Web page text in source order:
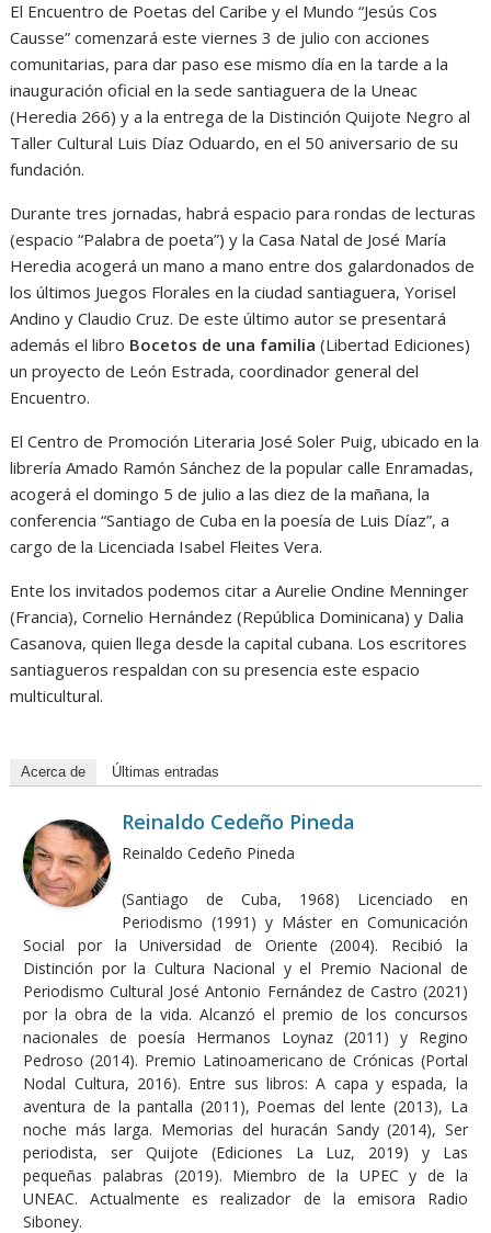
El Encuentro de Poetas del Caribe y el Mundo “Jesús Cos
Causse” comenzará este viernes 3 de julio con acciones
comunitarias, para dar paso ese mismo día en la tarde a la
inauguración oficial en la sede santiaguera de la Uneac
(Heredia 266) y a la entrega de la Distinción Quijote Negro al
Taller Cultural Luis Díaz Oduardo, en el 50 aniversario de su
fundación.
Durante tres jornadas, habrá espacio para rondas de lecturas
(espacio “Palabra de poeta”) y la Casa Natal de José María
Heredia acogerá un mano a mano entre dos galardonados de
los últimos Juegos Florales en la ciudad santiaguera, Yorisel
Andino y Claudio Cruz. De este último autor se presentará
además el libro Bocetos de una familia(Libertad Ediciones)
un proyecto de León Estrada, coordinador general del
Encuentro.
El Centro de Promoción Literaria José Soler Puig, ubicado en la
librería Amado Ramón Sánchez de la popular calle Enramadas,
acogerá el domingo 5 de julio a las diez de la mañana, la
conferencia “Santiago de Cuba en la poesía de Luis Díaz”, a
cargo de la Licenciada Isabel Fleites Vera.
Ente los invitados podemos citar a Aurelie Ondine Menninger
(Francia), Cornelio Hernández (República Dominicana) y Dalia
Casanova, quien llega desde la capital cubana. Los escritores
santiagueros respaldan con su presencia este espacio
multicultural.
Acerca de Últimas entradas
Reinaldo Cedeño Pineda
Reinaldo Cedeño Pineda
(Santiago de Cuba, 1968) Licenciado en
Periodismo (1991) y Máster en Comunicación
Social por la Universidad de Oriente (2004). Recibió la
Distinción por la Cultura Nacional y el Premio Nacional de
Periodismo Cultural José Antonio Fernández de Castro (2021)
por la obra de la vida. Alcanzó el premio de los concursos
nacionales de poesía Hermanos Loynaz (2011) y Regino
Pedroso (2014). Premio Latinoamericano de Crónicas (Portal
Nodal Cultura, 2016). Entre sus libros: A capa y espada, la
aventura de la pantalla (2011), Poemas del lente (2013), La
noche más larga. Memorias del huracán Sandy (2014), Ser
periodista, ser Quijote (Ediciones La Luz, 2019) y Las
pequeñas palabras (2019). Miembro de la UPEC y de la
UNEAC. Actualmente es realizador de la emisora Radio
Siboney.